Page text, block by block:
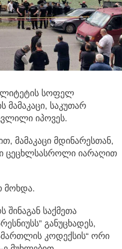
სოფელ
მამაკაცი, საკუთარ
იპოვეს.
მამაკაცი მდინარესთან,
ცეცხლსასროლი იარაღით
მოხდა.
საქმეთა
განუცხადეს,
კოდექსის“ ორი